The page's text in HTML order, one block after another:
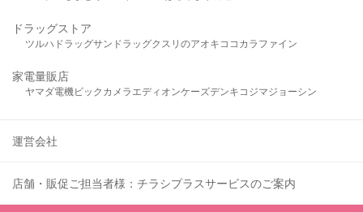
ドラッグストア
ツルハドラッグサンドラッグクスリのアオキ ココカラファイン
家電量販店
ヤマダ電機ビックカメラ エディオンケーズデンキ コジマジョーシン
運営会社
店舗・販促ご担当者様：チラシプラスサービスのご案内